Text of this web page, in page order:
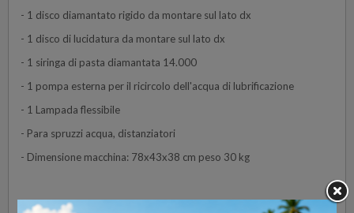
- 1 disco diamantato rigido da montare sul lato dx
- 1 disco di lucidatura da montare sul lato dx
- 1 siringa di pasta diamantata 14.000
- 1 pompa esterna per il ricircolo dell'acqua di lubrificazione
- 1 Lampada flessibile
- Para spruzzi acqua, distanziatori
- Dimensione macchina: 78x43x38 cm peso 30 kg
Guarda ilvideo tutorials
per vedere la CabKing 6″ in azione.